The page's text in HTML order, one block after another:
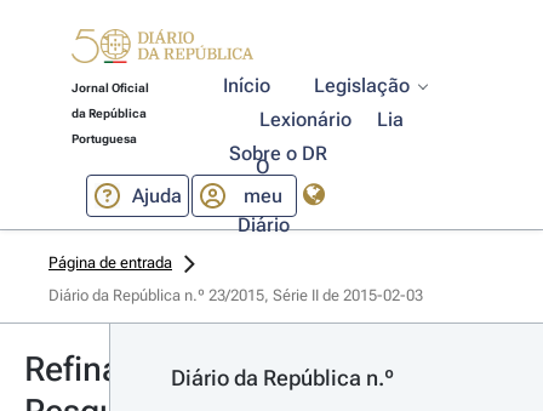
Jornal Oficial
da República
Portuguesa
Início
Legislação
Lexionário
Lia
Sobre o DR
Ajuda
O
meu
Diário
Página de entrada
Diário da República n.º 23/2015, Série II de 2015-02-03
Refinar
Diário da República n.º